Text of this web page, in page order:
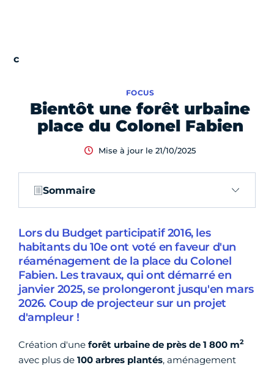
Bientôt une forêt urbaine
place du Colonel Fabien
FOCUS
Mise à jour le 21/10/2025
Sommaire
Lors du Budget participatif 2016, les
habitants du 10e ont voté en faveur d'un
réaménagement de la place du Colonel
Fabien. Les travaux, qui ont démarré en
janvier 2025, se prolongeront jusqu'en mars
2026. Coup de projecteur sur un projet
d'ampleur !
Création d'une forêt urbaine de près de 1 800 m2
avec plus de 100 arbres plantés, aménagement